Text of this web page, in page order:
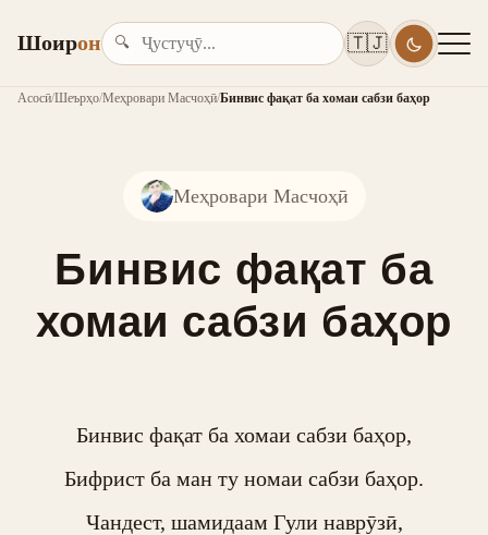
Шоирон 🔍 🇹🇯
Асосӣ/Шеърҳо/Меҳровари Масчоҳӣ/Бинвис фақат ба хомаи сабзи баҳор
Меҳровари Масчоҳӣ
Бинвис фақат ба
хомаи сабзи баҳор
Бинвис фақат ба хомаи сабзи баҳор,
Бифрист ба ман ту номаи сабзи баҳор.
Чандест, шамидаам Гули наврӯзӣ,